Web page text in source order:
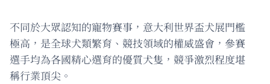
不同於大眾認知的寵物賽事，意大利世界盃犬展門檻
極高，是全球犬類繁育、競技領域的權威盛會，參賽
選手均為各國精心選育的優質犬隻，競爭激烈程度堪
稱行業頂尖。